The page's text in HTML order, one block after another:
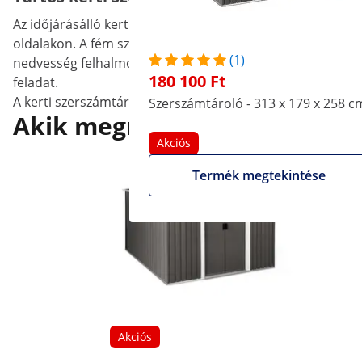
(1)
180 100 Ft
Szerszámtároló - 313 x 179 x 258
Akciós
Termék megtekintése
Az időjárásálló kerti szekrényt csúcsos tető fedi,
oldalakon. A fém szerszámtároló alja nyitott a talaj felé,
nedvesség felhalmozódását és a penészedést is. A
feladat.
A kerti szerszámtároló ház rendkívül tartós. A fészer
Akik megnézték ezt a
Akciós